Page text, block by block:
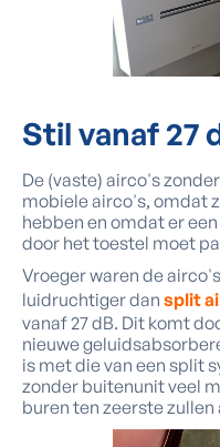
Stil vanaf 27
De (vaste) airco's
mobiele airco's, omdat
hebben en omdat er
door het toestel moet
Vroeger waren de
luidruchtiger dan split
vanaf 27 dB. Dit komt
nieuwe
is met die van een split
zonder buitenunit veel
buren ten zeerste